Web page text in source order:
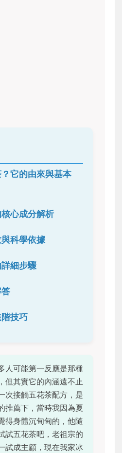
它的由來與基本
心成分解析
科學依據
細步驟
技巧
人可能第一反應是那種
但其實它的內涵遠不止
次接觸五花茶配方，是
推薦下，當時我因為夏
得身體沉甸甸的，他隨
試五花茶吧，老祖宗的
試成主顧，現在我家冰